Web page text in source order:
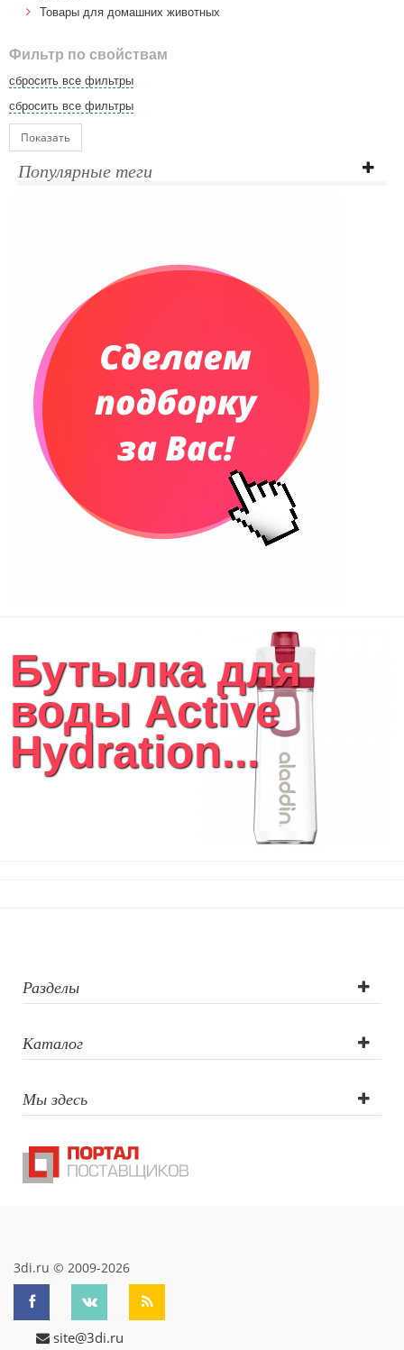
Товары для домашних животных
Фильтр по свойствам
сбросить все фильтры
сбросить все фильтры
Показать
Популярные теги
Бутылка для
воды Active
Hydration...
Разделы
Каталог
Мы здесь
3di.ru © 2009-2026
site@3di.ru